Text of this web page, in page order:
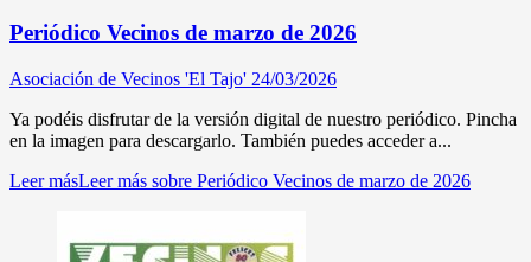
Periódico Vecinos de marzo de 2026
Asociación de Vecinos 'El Tajo' 24/03/2026
Ya podéis disfrutar de la versión digital de nuestro periódico. Pincha
en la imagen para descargarlo. También puedes acceder a...
Leer másLeer más sobre Periódico Vecinos de marzo de 2026